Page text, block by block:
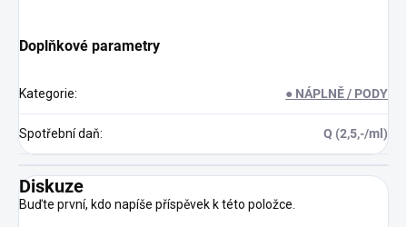
Doplňkové parametry
Kategorie: ● NÁPLNĚ / PODY
Spotřební daň: Q (2,5,-/ml)
Diskuze
Buďte první, kdo napíše příspěvek k této položce.